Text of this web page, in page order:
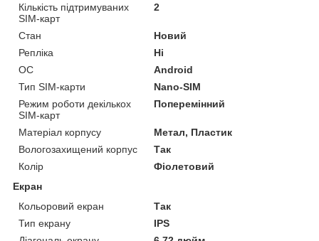
Кількість підтримуваних
SIM-карт
2
Стан
Новий
Репліка
Ні
ОС
Android
Тип SIM-карти
Nano-SIM
Режим роботи декількох
SIM-карт
Поперемінний
Матеріал корпусу
Метал, Пластик
Вологозахищений корпус
Так
Колір
Фіолетовий
Екран
Кольоровий екран
Так
Тип екрану
IPS